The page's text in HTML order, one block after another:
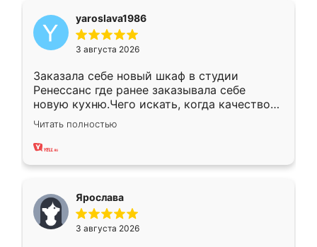
yaroslava1986
3 августа 2026
Заказала себе новый шкаф в студии
Ренессанс где ранее заказывала себе
новую кухню.Чего искать, когда качеством
вполне довольна. Служит кухня уже почти
два года, нареканий нет.
Читать полностью
Ярослава
3 августа 2026